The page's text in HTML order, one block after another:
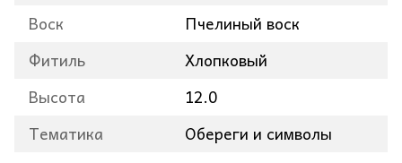
Воск
Пчелиный воск
Фитиль
Хлопковый
Высота
12.0
Тематика
Обереги и символы